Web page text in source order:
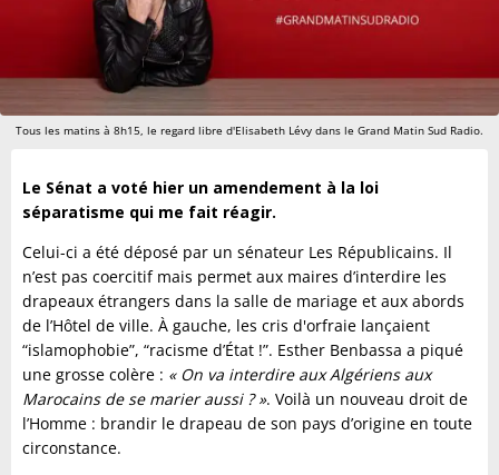
Tous les matins à 8h15, le regard libre d'Elisabeth Lévy dans le Grand Matin Sud Radio.
Le Sénat a voté hier un amendement à la loi
séparatisme qui me fait réagir.
Celui-ci a été déposé par un sénateur Les Républicains. Il
n’est pas coercitif mais permet aux maires d’interdire les
drapeaux étrangers dans la salle de mariage et aux abords
de l’Hôtel de ville. À gauche, les cris d'orfraie lançaient
“islamophobie”, “racisme d’État !”. Esther Benbassa a piqué
une grosse colère : « On va interdire aux Algériens aux
Marocains de se marier aussi ? ». Voilà un nouveau droit de
l’Homme : brandir le drapeau de son pays d’origine en toute
circonstance.